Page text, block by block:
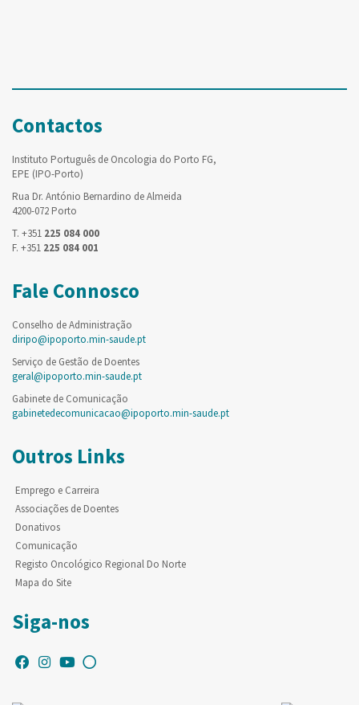
Contactos
Instituto Português de Oncologia do Porto FG,
EPE (IPO-Porto)
Rua Dr. António Bernardino de Almeida
4200-072 Porto
T. +351 225 084 000
F. +351 225 084 001
Fale Connosco
Conselho de Administração
diripo@ipoporto.min-saude.pt
Serviço de Gestão de Doentes
geral@ipoporto.min-saude.pt
Gabinete de Comunicação
gabinetedecomunicacao@ipoporto.min-saude.pt
Outros Links
Emprego e Carreira
Associações de Doentes
Donativos
Comunicação
Registo Oncológico Regional Do Norte
Mapa do Site
Siga-nos